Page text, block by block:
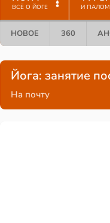
ВСЁ О ЙОГЕ И
НОВОЕ 360
Йога: занятие
На почту